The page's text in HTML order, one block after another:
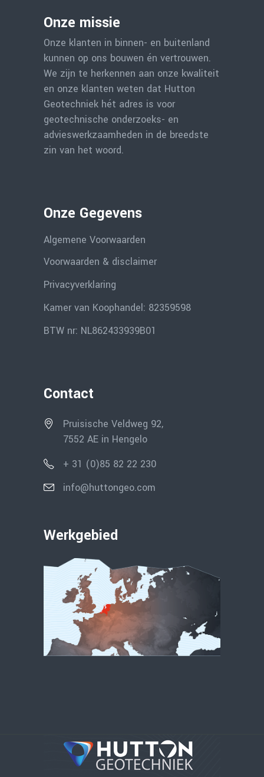
Onze missie
Onze klanten in binnen- en buitenland
kunnen op ons bouwen én vertrouwen.
We zijn te herkennen aan onze kwaliteit
en onze klanten weten dat Hutton
Geotechniek hét adres is voor
geotechnische onderzoeks- en
advieswerkzaamheden in de breedste
zin van het woord.
Onze Gegevens
Algemene Voorwaarden
Voorwaarden & disclaimer
Privacyverklaring
Kamer van Koophandel: 82359598
BTW nr: NL862433939B01
Contact
Pruisische Veldweg 92,
7552 AE in Hengelo
+ 31 (0)85 82 22 230
info@huttongeo.com
Werkgebied